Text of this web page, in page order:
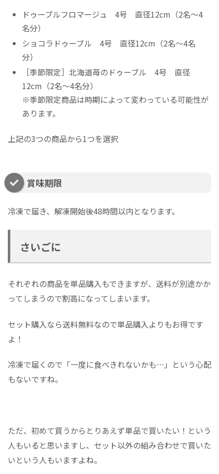
ドゥーブルフロマージュ 4号 直径12cm（2名～4
名分）
ショコラドゥーブル 4号 直径12cm（2名～4名
分）
［季節限定］北海道苺のドゥーブル 4号 直径
12cm（2名～4名分）
※季節限定商品は時期によって変わっている可能性が
あります。
上記の3つの商品から1つを選択
賞味期限
冷凍で届き、解凍開始後48時間以内となります。
さいごに
それぞれの商品を単品購入もできますが、送料が別途かか
ってしまうので割高になってしまいます。
セット購入なら送料無料なので単品購入よりもお得です
よ！
冷凍で届くので「一度に食べきれないかも…」という心配
もないですね。
ただ、初めて買うからとりあえず単品で買いたい！という
人もいると思いますし、セット以外の組み合わせで買いた
いという人もいますよね。